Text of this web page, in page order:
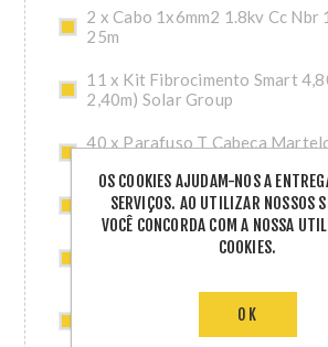
2 x Cabo 1x6mm2 1.8kv Cc Nbr
25m
11 x Kit Fibrocimento Smart
2,40m) Solar Group
40 x Parafuso T Cabeca
40 x Porca Sextavada M8
11 x Acessorio Fibrocimento
38 x Otimizador de Potencia
OS COOKIES AJUDAM-NOS A
SERVIÇOS. AO UTILIZAR NOSSOS
VOCÊ CONCORDA COM A NOSSA
COOKIES.
OK